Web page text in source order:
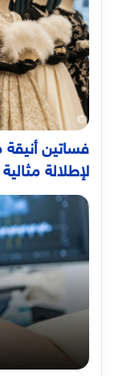
فساتين
لإطلالة مثالية